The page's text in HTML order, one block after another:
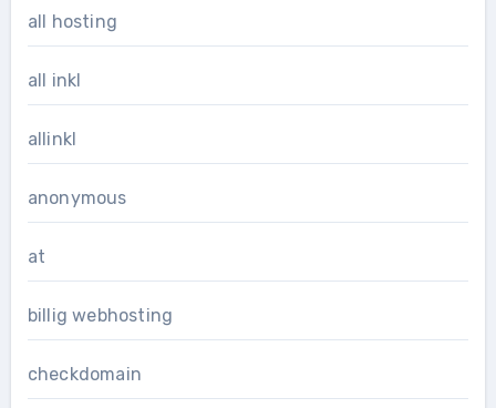
all hosting
all inkl
allinkl
anonymous
at
billig webhosting
checkdomain